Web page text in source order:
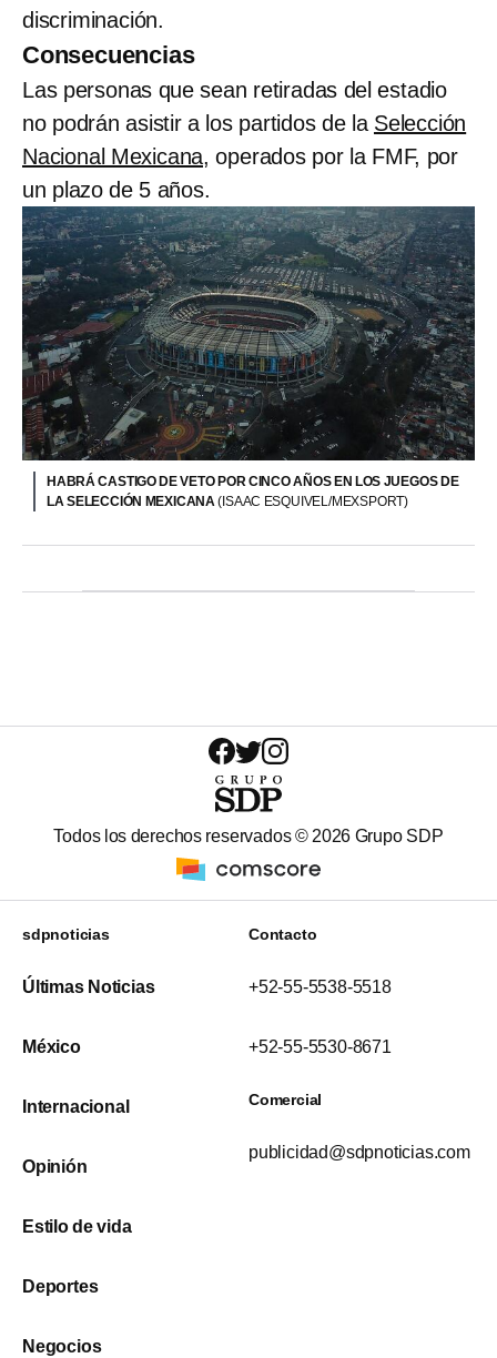
discriminación.
Consecuencias
Las personas que sean retiradas del estadio
no podrán asistir a los partidos de la Selección
Nacional Mexicana, operados por la FMF, por
un plazo de 5 años.
HABRÁ CASTIGO DE VETO POR CINCO AÑOS EN LOS JUEGOS DE
LA SELECCIÓN MEXICANA(ISAAC ESQUIVEL/MEXSPORT)
Todos los derechos reservados © 2026 Grupo SDP
sdpnoticias
Últimas Noticias
México
Internacional
Opinión
Estilo de vida
Deportes
Negocios
Contacto
+52-55-5538-5518
+52-55-5530-8671
Comercial
publicidad@sdpnoticias.com